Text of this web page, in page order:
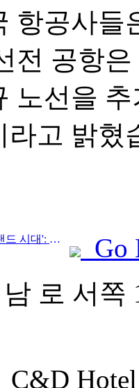
항공사들
전 공항
노선을
라고 밝혔
Prev:호텔 산업의 '포스트 브랜드 시대': 규모 확장에서 효율성 우선으로
Go
로 서쪽
Hotel